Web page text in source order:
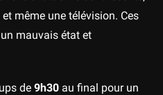
même une télévision. Ces
mauvais état et
de 9h30 au final pour un